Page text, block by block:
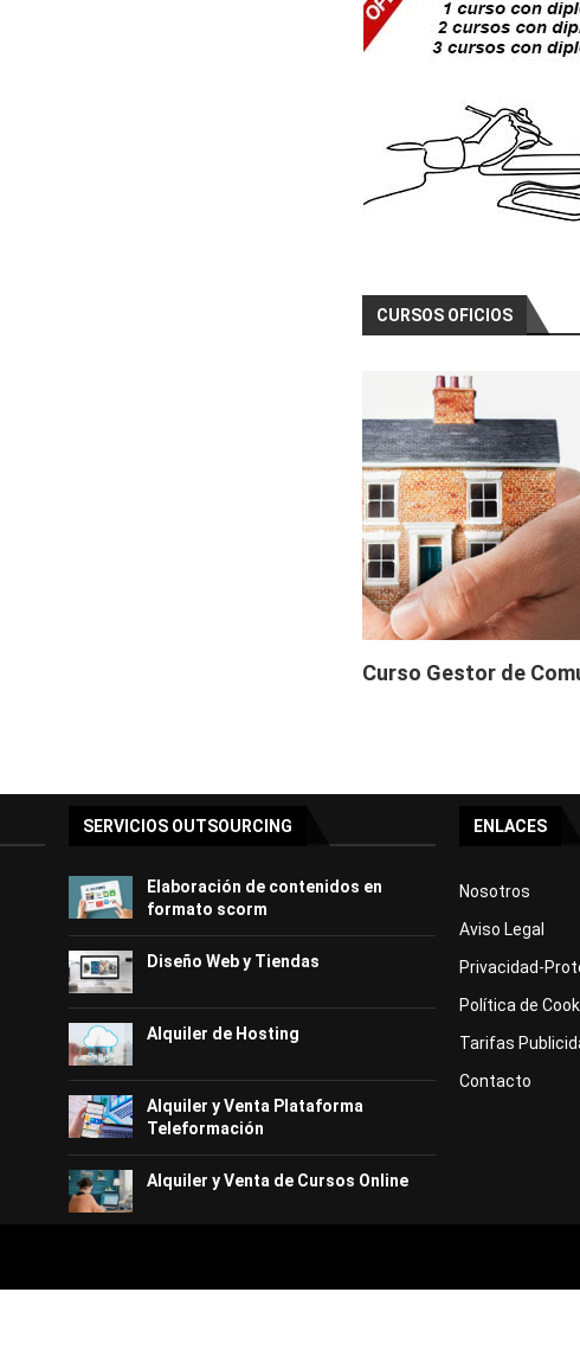
CURSOS OFICIOS
Curso Gestor de
SERVICIOS OUTSOURCING
Elaboración de contenidos en
formato scorm
Diseño Web y Tiendas
Alquiler de Hosting
Alquiler y Venta Plataforma
Teleformación
Alquiler y Venta de Cursos Online
ENLACES
Nosotros
Aviso Legal
Privacidad-
Política de
Tarifas
Contacto